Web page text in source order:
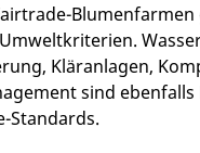
Kläranlagen,
sind
Standards.